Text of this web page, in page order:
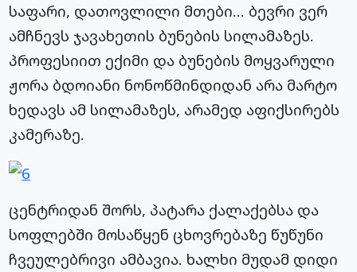
საფარი, დათოვლილი მთები… ბევრი ვერ
ამჩნევს ჯავახეთის ბუნების სილამაზეს.
პროფესიით ექიმი და ბუნების მოყვარული
ჟორა ბდოიანი ნონოწმინდიდან არა მარტო
ხედავს ამ სილამაზეს, არამედ აფიქსირებს
კამერაზე.
ცენტრიდან შორს, პატარა ქალაქებსა და
სოფლებში მოსაწყენ ცხოვრებაზე წუწუნი
ჩვეულებრივი ამბავია. ხალხი მუდამ დიდი